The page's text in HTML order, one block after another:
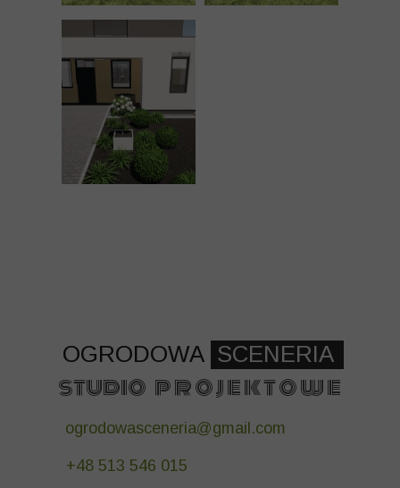
studio p r o j e k t o w e
ogrodowasceneria@gmail.com
+48 513 546 015
OGRODOWA SCENERIA